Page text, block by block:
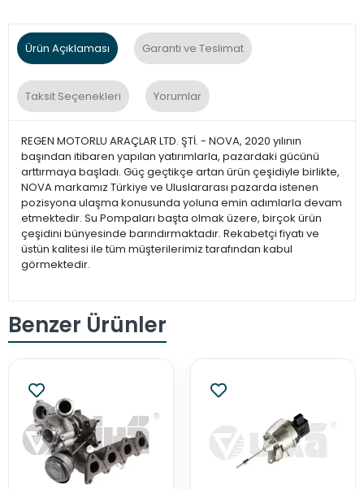
Ürün Açıklaması Garanti ve Teslimat
Taksit Seçenekleri Yorumlar
REGEN MOTORLU ARAÇLAR LTD. ŞTİ. - NOVA, 2020 yılının
başından itibaren yapılan yatırımlarla, pazardaki gücünü
arttırmaya başladı. Güç geçtikçe artan ürün çeşidiyle birlikte,
NOVA markamız Türkiye ve Uluslararası pazarda istenen
pozisyona ulaşma konusunda yoluna emin adımlarla devam
etmektedir. Su Pompaları başta olmak üzere, birçok ürün
çeşidini bünyesinde barındırmaktadır. Rekabetçi fiyatı ve
üstün kalitesi ile tüm müşterilerimiz tarafından kabul
görmektedir.
Benzer Ürünler